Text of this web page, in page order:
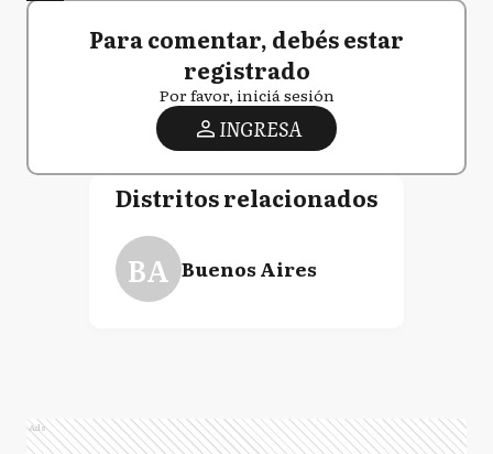
Para comentar, debés estar
registrado
Por favor, iniciá sesión
INGRESA
Distritos relacionados
BA Buenos Aires
Ads